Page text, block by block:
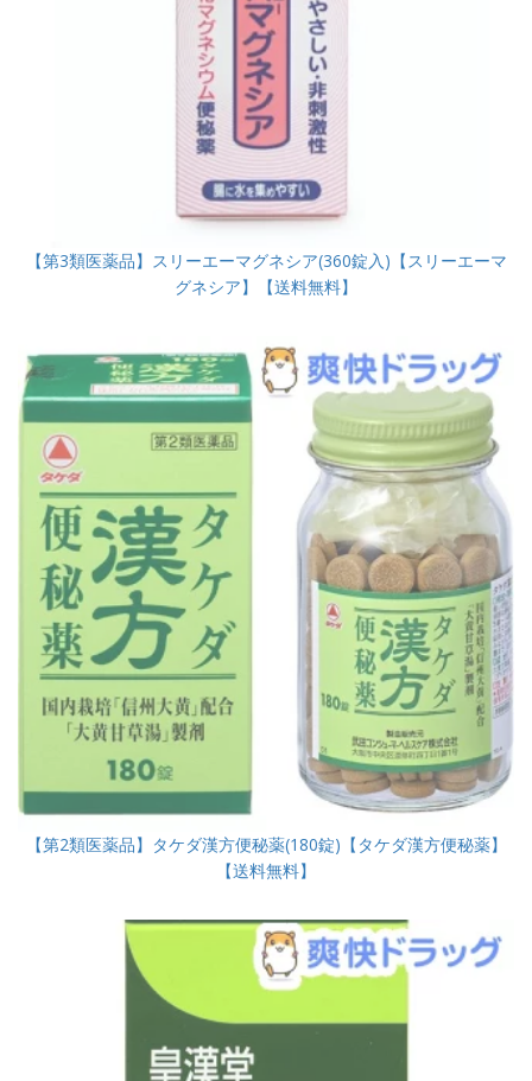
【第3類医薬品】スリーエーマグネシア(360錠入)【スリーエーマ
グネシア】【送料無料】
【第2類医薬品】タケダ漢方便秘薬(180錠)【タケダ漢方便秘薬】
【送料無料】